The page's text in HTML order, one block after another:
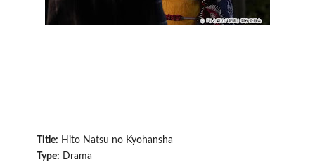
Title: Hito Natsu no Kyohansha
Type: Drama